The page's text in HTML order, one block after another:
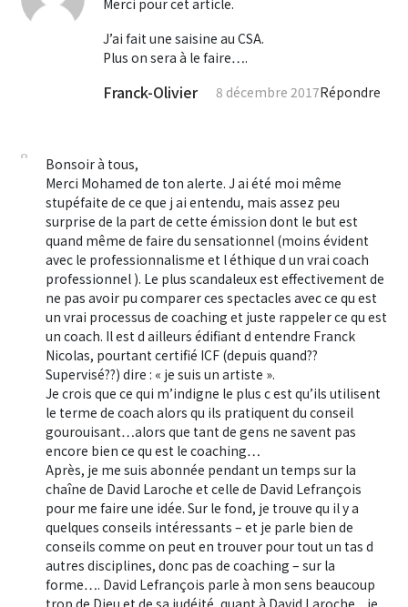
Merci pour cet article.
J’ai fait une saisine au CSA.
Plus on sera à le faire….
Franck-Olivier 8 décembre 2017Répondre
Bonsoir à tous,
Merci Mohamed de ton alerte. J ai été moi même
stupéfaite de ce que j ai entendu, mais assez peu
surprise de la part de cette émission dont le but est
quand même de faire du sensationnel (moins évident
avec le professionnalisme et l éthique d un vrai coach
professionnel ). Le plus scandaleux est effectivement de
ne pas avoir pu comparer ces spectacles avec ce qu est
un vrai processus de coaching et juste rappeler ce qu est
un coach. Il est d ailleurs édifiant d entendre Franck
Nicolas, pourtant certifié ICF (depuis quand??
Supervisé??) dire : « je suis un artiste ».
Je crois que ce qui m’indigne le plus c est qu’ils utilisent
le terme de coach alors qu ils pratiquent du conseil
gourouisant…alors que tant de gens ne savent pas
encore bien ce qu est le coaching…
Après, je me suis abonnée pendant un temps sur la
chaîne de David Laroche et celle de David Lefrançois
pour me faire une idée. Sur le fond, je trouve qu il y a
quelques conseils intéressants – et je parle bien de
conseils comme on peut en trouver pour tout un tas d
autres disciplines, donc pas de coaching – sur la
forme…. David Lefrançois parle à mon sens beaucoup
trop de Dieu et de sa judéité, quant à David Laroche.., je